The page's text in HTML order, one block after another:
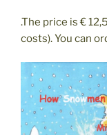
.The price is €
costs). You can